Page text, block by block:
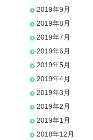
2019年9月
2019年8月
2019年7月
2019年6月
2019年5月
2019年4月
2019年3月
2019年2月
2019年1月
2018年12月